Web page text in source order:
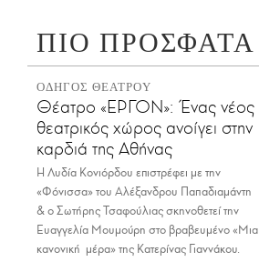
ΠΙΟ ΠΡΟΣΦΑΤΑ
ΟΔΗΓΟΣ ΘΕΑΤΡΟΥ
Θέατρο «ΕΡΓΟΝ»: Ένας νέος
θεατρικός χώρος ανοίγει στην
καρδιά της Αθήνας
Η Λυδία Κονιόρδου επιστρέφει με την
«Φόνισσα» του Αλέξανδρου Παπαδιαμάντη
& ο Σωτήρης Τσαφούλιας σκηνοθετεί την
Ευαγγελία Μουμούρη στο βραβευμένο «Μια
κανονική μέρα» της Κατερίνας Γιαννάκου.